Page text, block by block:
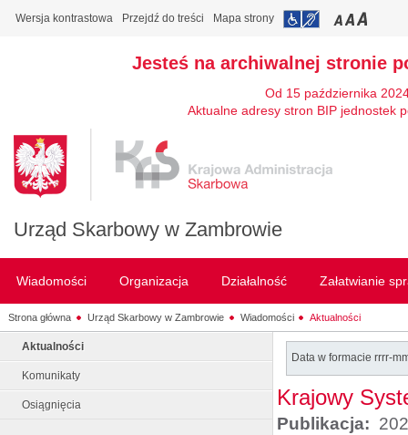
Wersja kontrastowa Przejdź do treści Mapa strony
Jesteś na archiwalnej stronie
Od 15 października
Aktualne adresy stron BIP jednostek
Urząd Skarbowy w Zambrowie
Wiadomości Organizacja Działalność Załatwianie
Strona główna Urząd Skarbowy w Zambrowie Wiadomości Aktualności
Aktualności
Komunikaty
Osiągnięcia
Data w formacie rrrr-
Krajowy
Publikacja: